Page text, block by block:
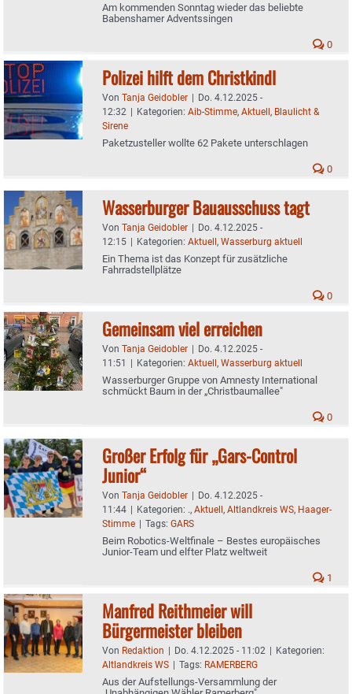
Am kommenden Sonntag wieder das beliebte
Babenshamer Adventssingen
0
Polizei hilft dem Christkindl
Von Tanja Geidobler | Do. 4.12.2025 -
12:32 | Kategorien: Aib-Stimme, Aktuell, Blaulicht &
Sirene
Paketzusteller wollte 62 Pakete unterschlagen
0
Wasserburger Bauausschuss tagt
Von Tanja Geidobler | Do. 4.12.2025 -
12:15 | Kategorien: Aktuell, Wasserburg aktuell
Ein Thema ist das Konzept für zusätzliche
Fahrradstellplätze
0
Gemeinsam viel erreichen
Von Tanja Geidobler | Do. 4.12.2025 -
11:51 | Kategorien: Aktuell, Wasserburg aktuell
Wasserburger Gruppe von Amnesty International
schmückt Baum in der „Christbaumallee"
0
Großer Erfolg für „Gars-Control
Junior“
Von Tanja Geidobler | Do. 4.12.2025 -
11:44 | Kategorien: ., Aktuell, Altlandkreis WS, Haager-
Stimme | Tags: GARS
Beim Robotics-Weltfinale – Bestes europäisches
Junior-Team und elfter Platz weltweit
1
Manfred Reithmeier will
Bürgermeister bleiben
Von Redaktion | Do. 4.12.2025 - 11:02 | Kategorien:
Altlandkreis WS | Tags: RAMERBERG
Aus der Aufstellungs-Versammlung der